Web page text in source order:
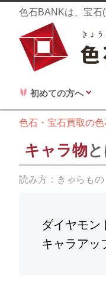
色石BANKは、宝石
初めての方へ
色石・宝石買取の
キャラ物
読み方： きゃらもの
ダイヤモン
キャラアッ